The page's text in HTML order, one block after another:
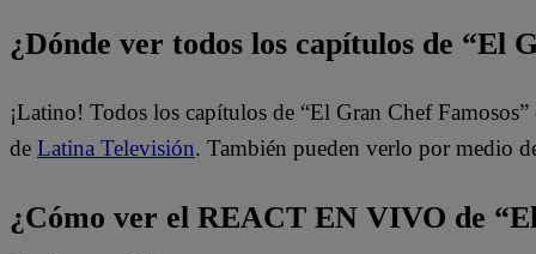
¿Dónde ver todos los capítulos de “El
¡Latino! Todos los capítulos de “El Gran Chef
de Latina Televisión. También pueden verlo por medio
¿Cómo ver el REACT EN VIVO de